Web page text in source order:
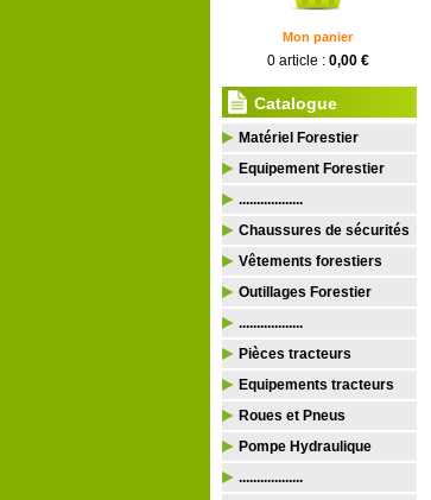
Mon panier
0 article : 0,00 €
Catalogue
Matériel Forestier
Equipement Forestier
..................
Chaussures de sécurités
Vêtements forestiers
Outillages Forestier
..................
Pièces tracteurs
Equipements tracteurs
Roues et Pneus
Pompe Hydraulique
..................